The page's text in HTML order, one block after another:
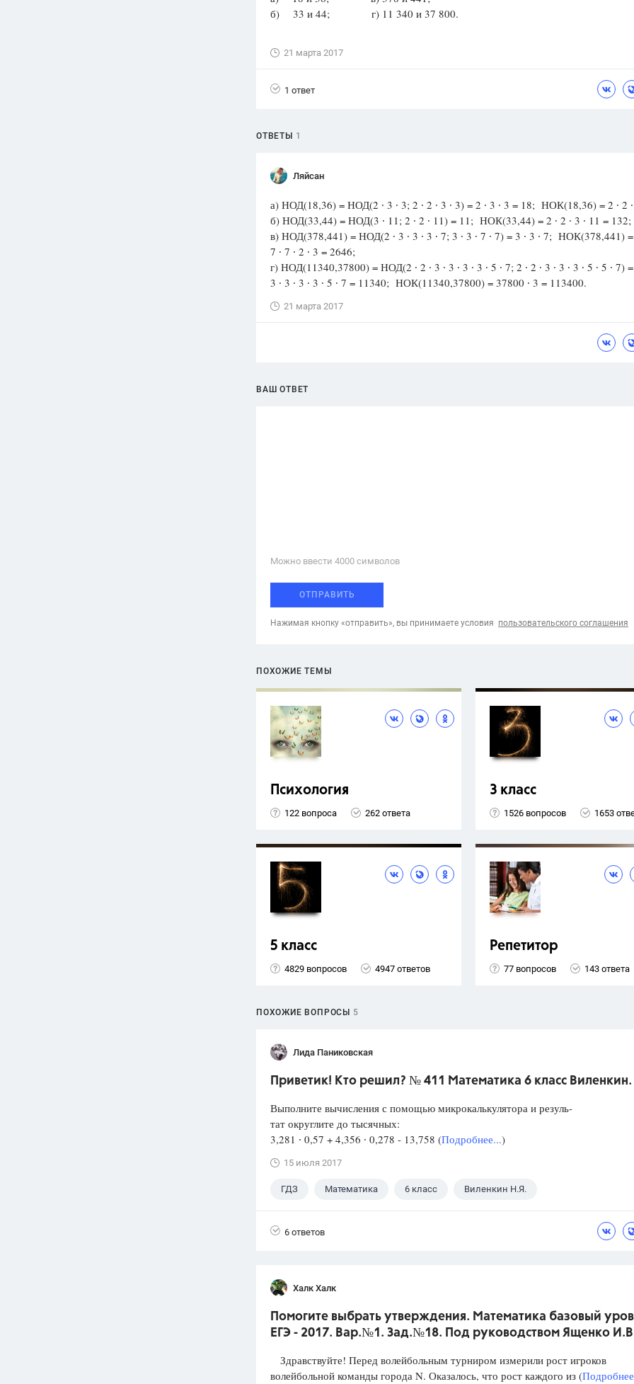
Вузы
ГИА
б) 33 и 44; г) 11 340 и 37 800.
21 марта 2017
1 ответ
ОТВЕТЫ 1
Ляйсан
а) НОД(18,36) = НОД(2 ∙ 3 ∙ 3; 2 ∙ 2 ∙ 3 ∙ 3) = 2 ∙ 3 ∙ 3 = 18; НОК(18,36) = 2 ∙ 2 ∙
б) НОД(33,44) = НОД(3 ∙ 11; 2 ∙ 2 ∙ 11) = 11; НОК(33,44) = 2 ∙ 2 ∙ 3 ∙ 11 = 132;
в) НОД(378,441) = НОД(2 ∙ 3 ∙ 3 ∙ 3 ∙ 7; 3 ∙ 3 ∙ 7 ∙ 7) = 3 ∙ 3 ∙ 7; НОК(378,441) =
7 ∙ 7 ∙ 2 ∙ 3 = 2646;
г) НОД(11340,37800) = НОД(2 ∙ 2 ∙ 3 ∙ 3 ∙ 3 ∙ 3 ∙ 5 ∙ 7; 2 ∙ 2 ∙ 3 ∙ 3 ∙ 3 ∙ 5 ∙ 5 ∙ 7) =
3 ∙ 3 ∙ 3 ∙ 3 ∙ 5 ∙ 7 = 11340; НОК(11340,37800) = 37800 ∙ 3 = 113400.
21 марта 2017
ВАШ ОТВЕТ
Можно ввести 4000 cимволов
ОТПРАВИТЬ
Нажимая кнопку «отправить», вы принимаете условия пользовательского соглашения
ПОХОЖИЕ ТЕМЫ
Психология
122 вопроса 262 ответа
3 класс
1526 вопросов 1653
5 класс
4829 вопросов 4947 ответов
Репетитор
77 вопросов 143 ответа
ПОХОЖИЕ ВОПРОСЫ 5
Лида Паниковская
Приветик! Кто решил? № 411 Математика 6 класс Виленкин.
Выполните вычисления с помощью микрокалькулятора и резуль-
тат округлите до тысячных:
3,281 ∙ 0,57 + 4,356 ∙ 0,278 - 13,758 (Подробнее...)
15 июля 2017
ГДЗ Математика 6 класс Виленкин Н.Я.
6 ответов
Халк Халк
Помогите выбрать утверждения. Математика базовый
ЕГЭ - 2017. Вар.№1. Зад.№18. Под руководством Ященко
Здравствуйте! Перед волейбольным турниром измерили рост игроков
волейбольной команды города N. Оказалось, что рост каждого из (